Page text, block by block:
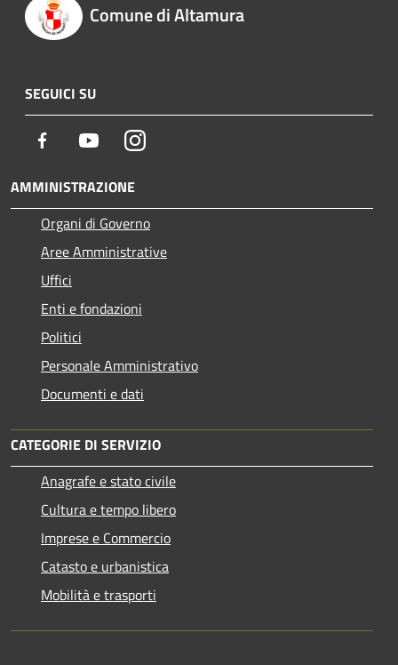
Comune di Altamura
SEGUICI SU
Facebook YoutubeInstagram
AMMINISTRAZIONE
Organi di Governo
Aree Amministrative
Uffici
Enti e fondazioni
Politici
Personale Amministrativo
Documenti e dati
CATEGORIE DI SERVIZIO
Anagrafe e stato civile
Cultura e tempo libero
Imprese e Commercio
Catasto e urbanistica
Mobilità e trasporti